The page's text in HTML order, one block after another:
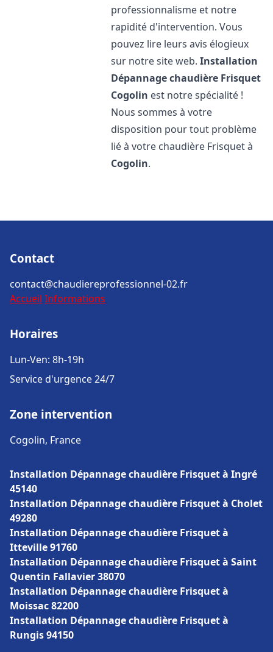
professionnalisme et notre
rapidité d'intervention. Vous
pouvez lire leurs avis élogieux
sur notre site web.Installation
Dépannage chaudière Frisquet
Cogolin est notre spécialité !
Nous sommes à votre
disposition pour tout problème
lié à votre chaudière Frisquet à
Cogolin.
Contact
contact@chaudiereprofessionnel-02.fr
Accueil Informations
Horaires
Lun-Ven: 8h-19h
Service d'urgence 24/7
Zone intervention
Cogolin, France
Installation Dépannage chaudière Frisquet à Ingré
45140
Installation Dépannage chaudière Frisquet à Cholet
49280
Installation Dépannage chaudière Frisquet à
Itteville 91760
Installation Dépannage chaudière Frisquet à Saint
Quentin Fallavier 38070
Installation Dépannage chaudière Frisquet à
Moissac 82200
Installation Dépannage chaudière Frisquet à
Rungis 94150